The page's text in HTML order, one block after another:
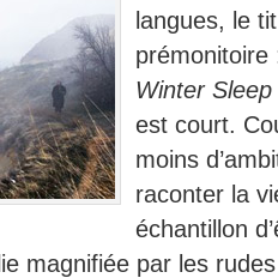
langues, le
prémonitoire
Winter Sleep
est court.
moins
raconter la
échantillon
magnifiée par les